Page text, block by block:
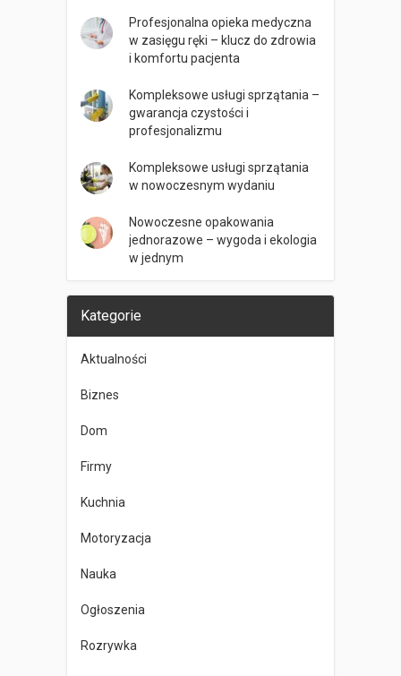
Profesjonalna opieka medyczna
w zasięgu ręki – klucz do zdrowia
i komfortu pacjenta
Kompleksowe usługi sprzątania –
gwarancja czystości i
profesjonalizmu
Kompleksowe usługi sprzątania
w nowoczesnym wydaniu
Nowoczesne opakowania
jednorazowe – wygoda i ekologia
w jednym
Kategorie
Aktualności
Biznes
Dom
Firmy
Kuchnia
Motoryzacja
Nauka
Ogłoszenia
Rozrywka